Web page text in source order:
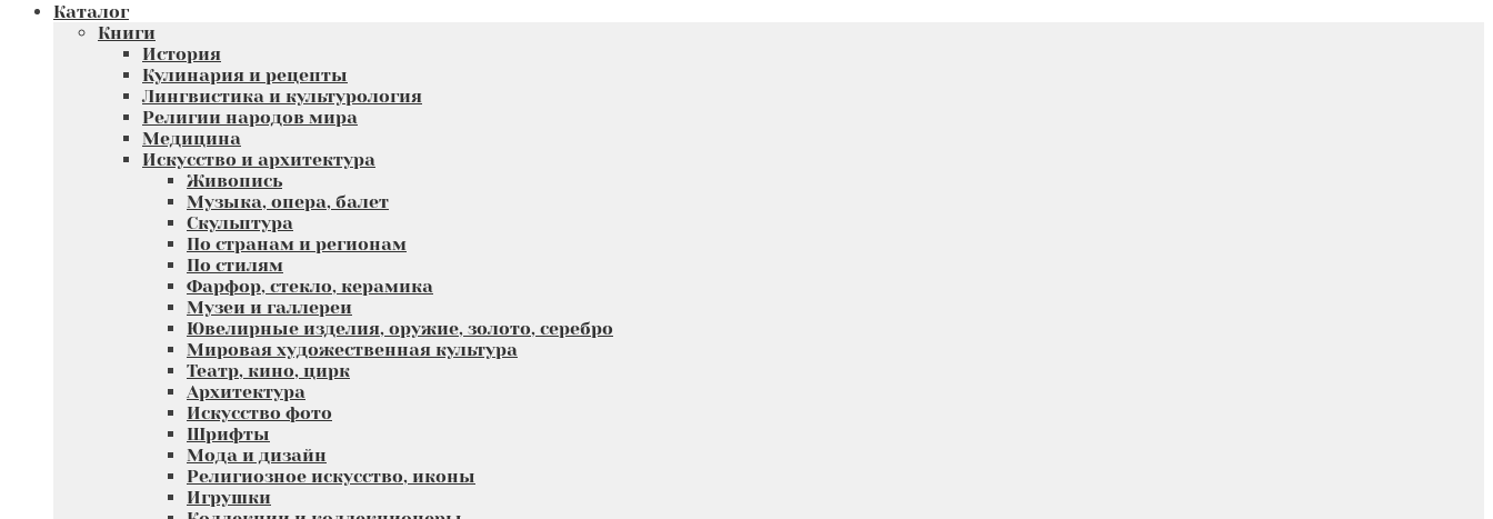
Каталог
Книги
История
Кулинария и рецепты
Лингвистика и культурология
Религии народов мира
Медицина
Искусство и архитектура
Живопись
Музыка, опера, балет
Скульптура
По странам и регионам
По стилям
Фарфор, стекло, керамика
Музеи и галлереи
Ювелирные изделия, оружие, золото, серебро
Мировая художественная культура
Театр, кино, цирк
Архитектура
Искусство фото
Шрифты
Мода и дизайн
Религиозное искусство, иконы
Игрушки